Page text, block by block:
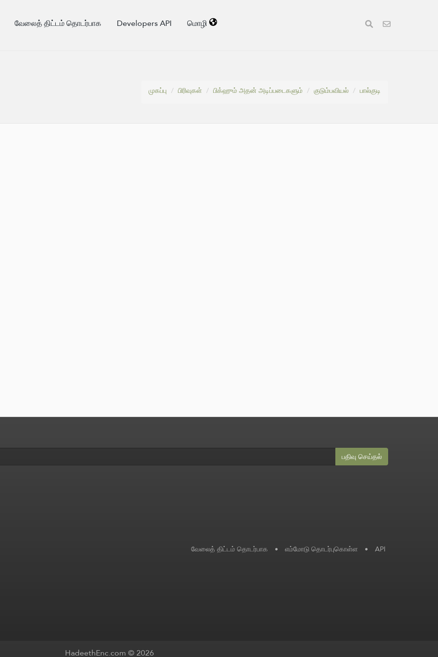
வேலைத் திட்டம் தொடர்பாக Developers API மொழி
முகப்பு
பிரிவுகள் பிக்ஹும் அதன் அடிப்படைகளும் குடும்பவியல் பால்குடி
பதிவு செய்தல்
வேலைத் திட்டம் தொடர்பாக • எம்மோடு தொடர்புகொள்ள • API
HadeethEnc.com © 2026